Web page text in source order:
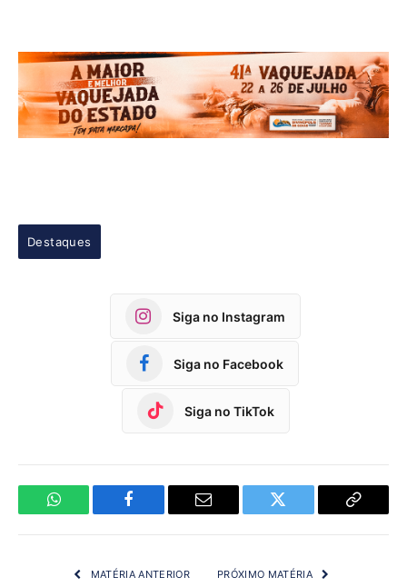
Destaques
Siga no Instagram
Siga no Facebook
Siga no TikTok
WhatsApp Facebook Email Twitter
Copy
MATÉRIA ANTERIOR PRÓXIMO MATÉRIA